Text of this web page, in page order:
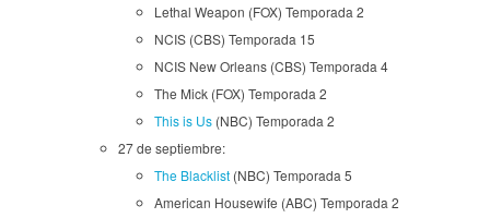
Lethal Weapon (FOX) Temporada 2
NCIS (CBS) Temporada 15
NCIS New Orleans (CBS) Temporada 4
The Mick (FOX) Temporada 2
This is Us (NBC) Temporada 2
27 de septiembre:
The Blacklist (NBC) Temporada 5
American Housewife (ABC) Temporada 2